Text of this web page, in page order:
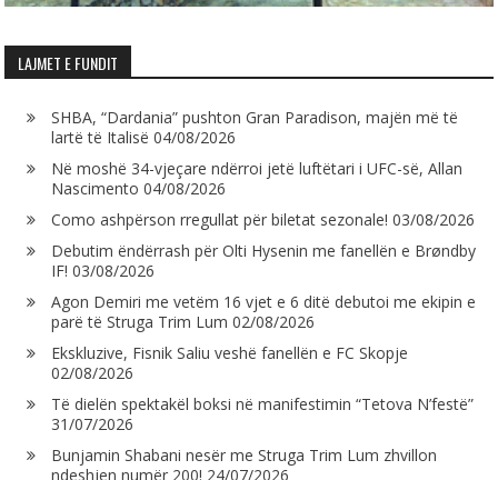
LAJMET E FUNDIT
SHBA, “Dardania” pushton Gran Paradison, majën më të
lartë të Italisë 04/08/2026
Në moshë 34-vjeçare ndërroi jetë luftëtari i UFC-së, Allan
Nascimento 04/08/2026
Como ashpërson rregullat për biletat sezonale! 03/08/2026
Debutim ëndërrash për Olti Hysenin me fanellën e Brøndby
IF! 03/08/2026
Agon Demiri me vetëm 16 vjet e 6 ditë debutoi me ekipin e
parë të Struga Trim Lum 02/08/2026
Ekskluzive, Fisnik Saliu veshë fanellën e FC Skopje
02/08/2026
Të dielën spektakël boksi në manifestimin “Tetova N’festë”
31/07/2026
Bunjamin Shabani nesër me Struga Trim Lum zhvillon
ndeshjen numër 200! 24/07/2026